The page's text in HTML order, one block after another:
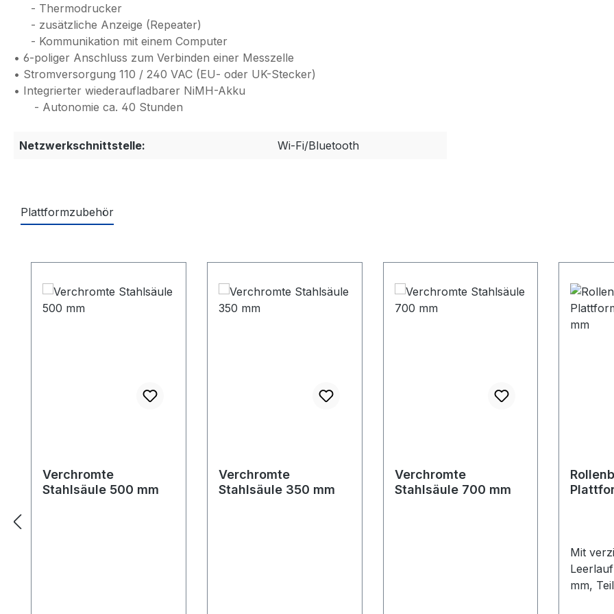
- Thermodrucker
- zusätzliche Anzeige (Repeater)
- Kommunikation mit einem Computer
• 6-poliger Anschluss zum Verbinden einer Messzelle
• Stromversorgung 110 / 240 VAC (EU- oder UK-Stecker)
• Integrierter wiederaufladbarer NiMH-Akku
- Autonomie ca. 40 Stunden
Netzwerkschnittstelle: Wi-Fi/Bluetooth
Plattformzubehör
Verchromte
Stahlsäule 500 mm
Verchromte
Stahlsäule 350 mm
Verchromte
Stahlsäule 700 mm
Mit
mm,